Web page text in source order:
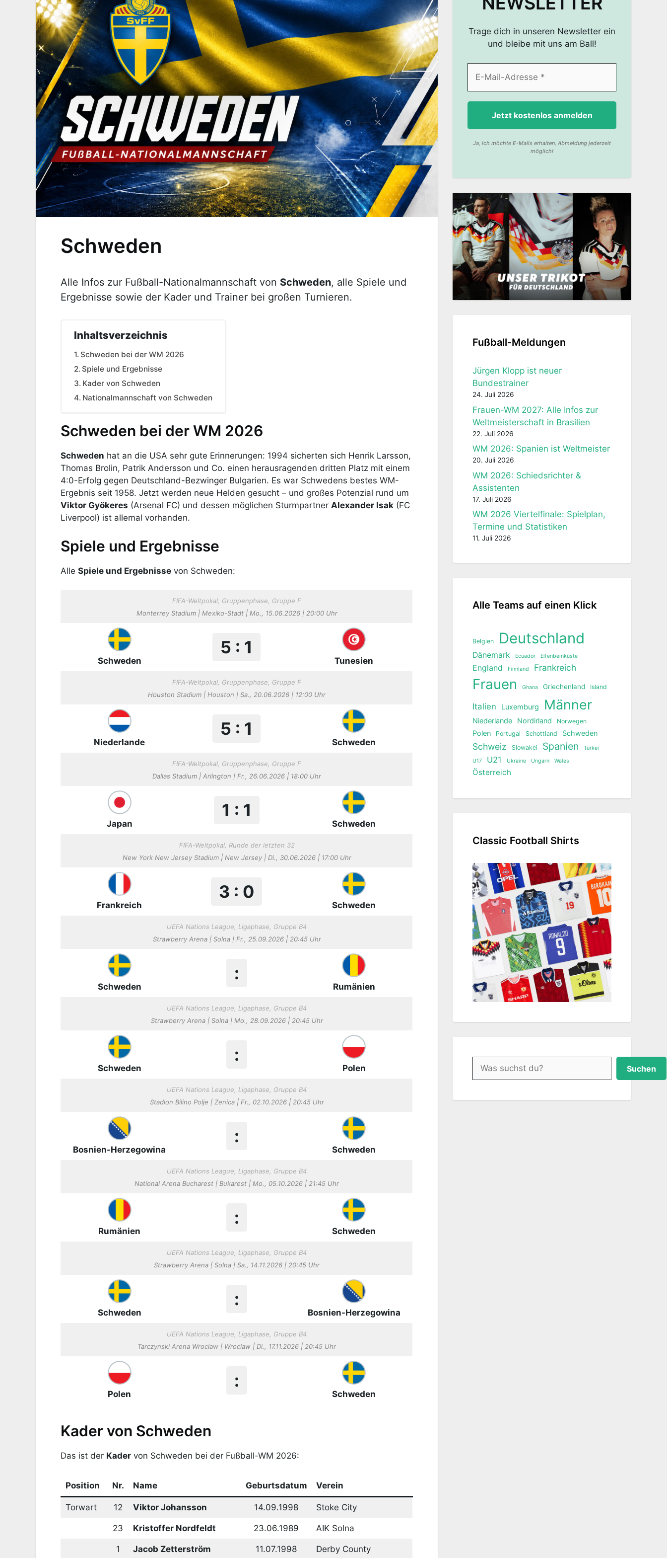
Schweden
Alle Infos zur Fußball-Nationalmannschaft von Schweden, alle Spiele und
Ergebnisse sowie der Kader und Trainer bei großen Turnieren.
Inhaltsverzeichnis
Schweden bei der WM 2026
Spiele und Ergebnisse
Kader von Schweden
Nationalmannschaft von Schweden
Schweden bei der WM 2026
Schweden hat an die USA sehr gute Erinnerungen: 1994 sicherten sich Henrik Larsson,
Thomas Brolin, Patrik Andersson und Co. einen herausragenden dritten Platz mit einem
4:0-Erfolg gegen Deutschland-Bezwinger Bulgarien. Es war Schwedens bestes WM-
Ergebnis seit 1958. Jetzt werden neue Helden gesucht – und großes Potenzial rund um
Viktor Gyökeres (Arsenal FC) und dessen möglichen Sturmpartner Alexander Isak (FC
Liverpool) ist allemal vorhanden.
Spiele und Ergebnisse
Alle Spiele und Ergebnisse von Schweden:
FIFA-Weltpokal, Gruppenphase, Gruppe F
Monterrey Stadium | Mexiko-Stadt | Mo., 15.06.2026 | 20:00 Uhr
Schweden
5 : 1
Tunesien
FIFA-Weltpokal, Gruppenphase, Gruppe F
Houston Stadium | Houston | Sa., 20.06.2026 | 12:00 Uhr
Niederlande
5 : 1
Schweden
FIFA-Weltpokal, Gruppenphase, Gruppe F
Dallas Stadium | Arlington | Fr., 26.06.2026 | 18:00 Uhr
Japan
1 : 1
Schweden
FIFA-Weltpokal, Runde der letzten 32
New York New Jersey Stadium | New Jersey | Di., 30.06.2026 | 17:00 Uhr
Frankreich
3 : 0
Schweden
UEFA Nations League, Ligaphase, Gruppe B4
Strawberry Arena | Solna | Fr., 25.09.2026 | 20:45 Uhr
Schweden
:
Rumänien
UEFA Nations League, Ligaphase, Gruppe B4
Strawberry Arena | Solna | Mo., 28.09.2026 | 20:45 Uhr
Schweden
:
Polen
UEFA Nations League, Ligaphase, Gruppe B4
Stadion Bilino Polje | Zenica | Fr., 02.10.2026 | 20:45 Uhr
Bosnien-Herzegowina
:
Schweden
UEFA Nations League, Ligaphase, Gruppe B4
National Arena Bucharest | Bukarest | Mo., 05.10.2026 | 21:45 Uhr
Rumänien
:
Schweden
UEFA Nations League, Ligaphase, Gruppe B4
Strawberry Arena | Solna | Sa., 14.11.2026 | 20:45 Uhr
Schweden
:
Bosnien-Herzegowina
UEFA Nations League, Ligaphase, Gruppe B4
Tarczynski Arena Wroclaw | Wroclaw | Di., 17.11.2026 | 20:45 Uhr
Polen
:
Schweden
Kader von Schweden
Das ist der Kader von Schweden bei der Fußball-WM 2026:
Position Nr. Name Geburtsdatum Verein
Torwart 12 Viktor Johansson 14.09.1998 Stoke City
23 Kristoffer Nordfeldt 23.06.1989 AIK Solna
1 Jacob Zetterström 11.07.1998 Derby County
Trage dich in unseren Newsletter ein
und bleibe mit uns am Ball!
Ja, ich möchte E-Mails erhalten, Abmeldung jederzeit
möglich!
Fußball-Meldungen
Jürgen Klopp ist neuer
Bundestrainer
24. Juli 2026
Frauen-WM 2027: Alle Infos zur
Weltmeisterschaft in Brasilien
22. Juli 2026
WM 2026: Spanien ist Weltmeister
20. Juli 2026
WM 2026: Schiedsrichter &
Assistenten
17. Juli 2026
WM 2026 Viertelfinale: Spielplan,
Termine und Statistiken
11. Juli 2026
Alle Teams auf einen Klick
Belgien Deutschland
Dänemark Ecuador Elfenbeinküste
England Finnland Frankreich
Frauen Ghana Griechenland Island
Italien Luxemburg Männer
Niederlande Nordirland Norwegen
Polen Portugal Schottland Schweden
Schweiz Slowakei Spanien
Türkei
U17
U21 Ukraine Ungarn Wales
Österreich
Classic Football Shirts
Suchen
Suchen